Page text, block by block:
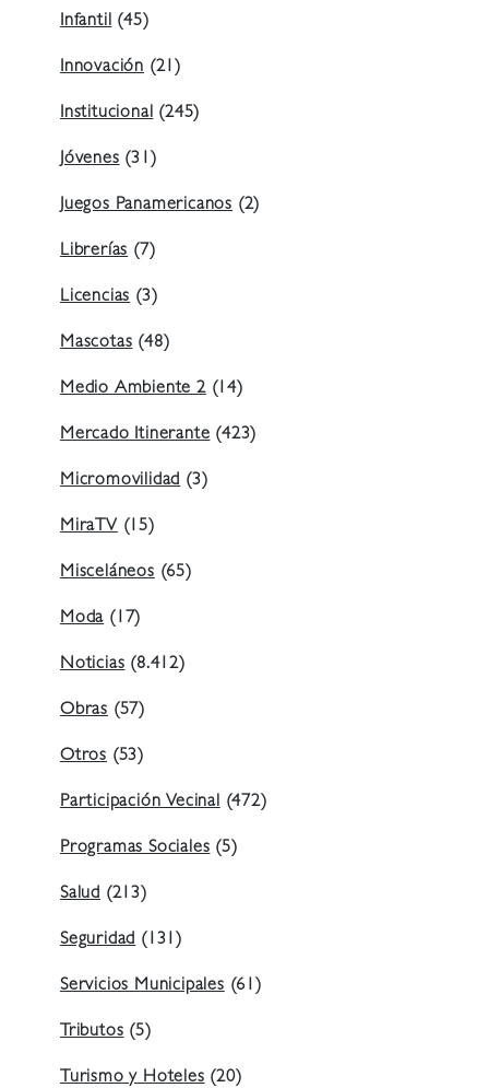
Infantil (45)
Innovación (21)
Institucional (245)
Jóvenes (31)
Juegos Panamericanos (2)
Librerías (7)
Licencias (3)
Mascotas (48)
Medio Ambiente 2(14)
Mercado Itinerante (423)
Micromovilidad (3)
MiraTV (15)
Misceláneos (65)
Moda (17)
Noticias (8.412)
Obras (57)
Otros (53)
Participación Vecinal (472)
Programas Sociales (5)
Salud (213)
Seguridad (131)
Servicios Municipales (61)
Tributos (5)
Turismo y Hoteles (20)